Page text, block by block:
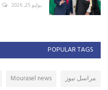
يوليو 25, 2026
POPULAR TAGS
مراسل نيوز Mourasel news